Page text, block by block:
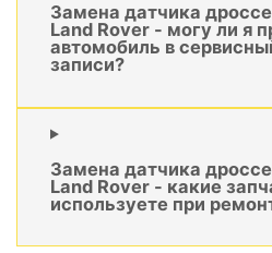
Замена датчика
Land Rover - могу ли я
автомобиль в
записи?
Замена датчика
Land Rover - какие
используете при